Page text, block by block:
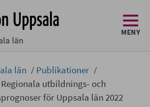
län
MENY
län
Publikationer
Regionala utbildnings- och
för Uppsala län 2022